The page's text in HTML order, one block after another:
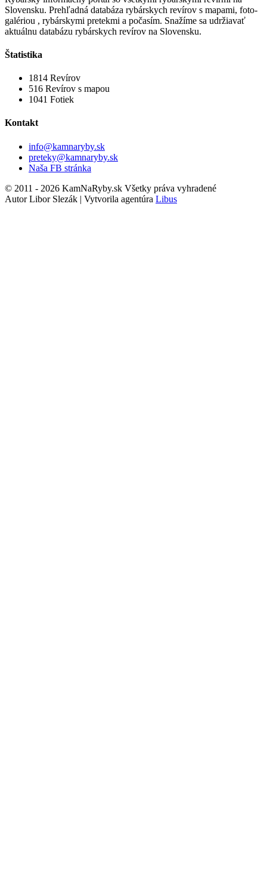
Slovensku. Prehľadná databáza rybárskych revírov s mapami, foto-
galériou , rybárskymi pretekmi a počasím. Snažíme sa udržiavať
aktuálnu databázu rybárskych revírov na Slovensku.
Štatistika
1814 Revírov
516 Revírov s mapou
1041 Fotiek
Kontakt
info@kamnaryby.sk
preteky@kamnaryby.sk
Naša FB stránka
© 2011 - 2026 KamNaRyby.sk Všetky práva vyhradené
Autor Libor Slezák | Vytvorila agentúra Libus